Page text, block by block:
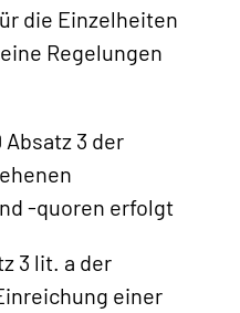
die Einzelheiten
Regelungen
Absatz 3 der
-quoren erfolgt
3 lit. a der
einer